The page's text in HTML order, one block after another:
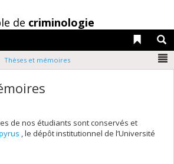
de criminologie
Liens
Thèses et mémoires
de nos étudiants sont conservés et
, le dépôt institutionnel de l’Université